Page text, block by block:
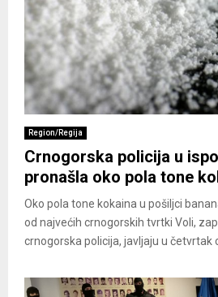
Region/Regija
Crnogorska policija u
pronašla oko pola tone
Oko pola tone kokaina u pošiljci
od najvećih crnogorskih tvrtki Voli,
crnogorska policija, javljaju u četvrtak